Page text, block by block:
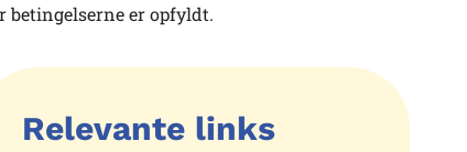
betingelserne er opfyldt.
Relevante links